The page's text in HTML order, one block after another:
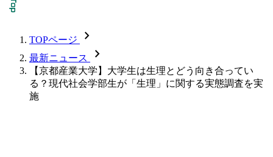
TOPページ chevron_forward
最新ニュース chevron_forward
【京都産業大学】大学生は生理とどう向き合ってい
る？現代社会学部生が「生理」に関する実態調査を実
施